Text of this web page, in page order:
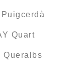
Quart
Queralbs